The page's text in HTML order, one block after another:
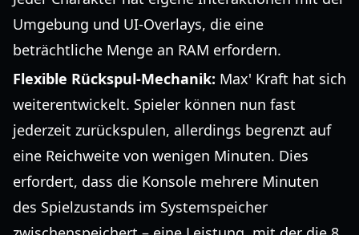
Umgebung und UI-Overlays, die eine
beträchtliche Menge an RAM erfordern.
Flexible Rückspul-Mechanik: Max' Kraft hat sich
weiterentwickelt. Spieler können nun fast
jederzeit zurückspulen, allerdings begrenzt auf
eine Reichweite von wenigen Minuten. Dies
erfordert, dass die Konsole mehrere Minuten
des Spielzustands im Systemspeicher